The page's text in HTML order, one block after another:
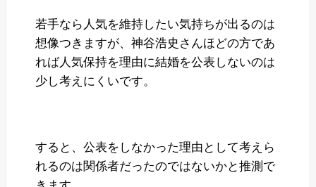
若手なら人気を維持したい気持ちが出るのは
想像つきますが、神谷浩史さんほどの方であ
れば人気保持を理由に結婚を公表しないのは
少し考えにくいです。
すると、公表をしなかった理由として考えら
れるのは関係者だったのではないかと推測で